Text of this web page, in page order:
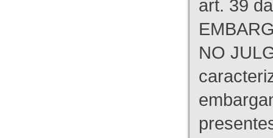
art. 39
NO